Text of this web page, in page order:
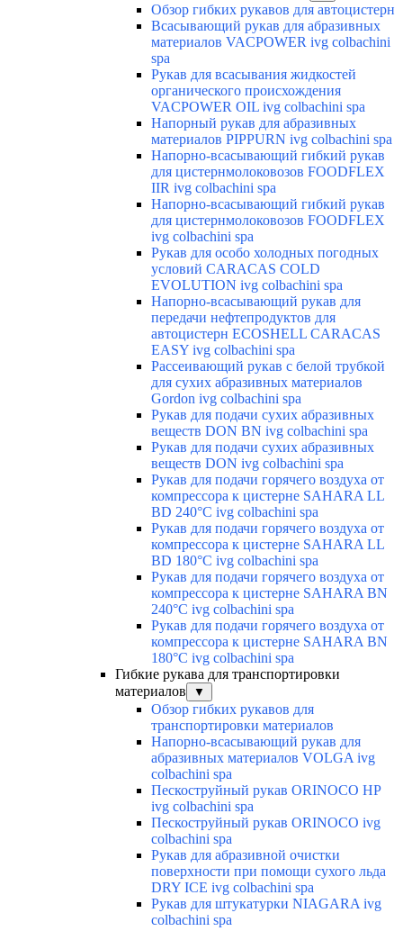
Обзор гибких рукавов для автоцистерн
Всасывающий рукав для абразивных
материалов VACPOWER ivg colbachini
spa
Рукав для всасывания жидкостей
органического происхождения
VACPOWER OIL ivg colbachini spa
Напорный рукав для абразивных
материалов PIPPURN ivg colbachini spa
Напорно-всасывающий гибкий рукав
для цистернмолоковозов FOODFLEX
IIR ivg colbachini spa
Напорно-всасывающий гибкий рукав
для цистернмолоковозов FOODFLEX
ivg colbachini spa
Рукав для особо холодных погодных
условий CARACAS COLD
EVOLUTION ivg colbachini spa
Напорно-всасывающий рукав для
передачи нефтепродуктов для
автоцистерн ECOSHELL CARACAS
EASY ivg colbachini spa
Рассеивающий рукав с белой трубкой
для сухих абразивных материалов
Gordon ivg colbachini spa
Рукав для подачи сухих абразивных
веществ DON BN ivg colbachini spa
Рукав для подачи сухих абразивных
веществ DON ivg colbachini spa
Рукав для подачи горячего воздуха от
компрессора к цистерне SAHARA LL
BD 240°C ivg colbachini spa
Рукав для подачи горячего воздуха от
компрессора к цистерне SAHARA LL
BD 180°C ivg colbachini spa
Рукав для подачи горячего воздуха от
компрессора к цистерне SAHARA BN
240°C ivg colbachini spa
Рукав для подачи горячего воздуха от
компрессора к цистерне SAHARA BN
180°C ivg colbachini spa
Гибкие рукава для транспортировки
материалов
▼
Обзор гибких рукавов для
транспортировки материалов
Напорно-всасывающий рукав для
абразивных материалов VOLGA ivg
colbachini spa
Пескоструйный рукав ORINOCO HP
ivg colbachini spa
Пескоструйный рукав ORINOCO ivg
colbachini spa
Рукав для абразивной очистки
поверхности при помощи сухого льда
DRY ICE ivg colbachini spa
Рукав для штукатурки NIAGARA ivg
colbachini spa